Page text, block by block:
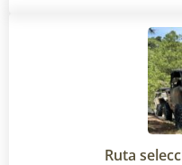
Ruta